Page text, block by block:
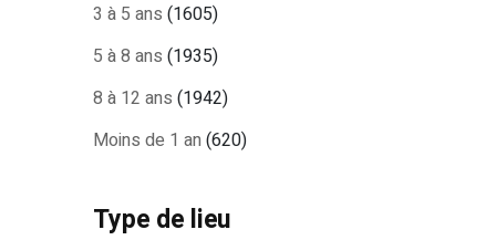
3 à 5 ans (1605)
5 à 8 ans (1935)
8 à 12 ans (1942)
Moins de 1 an (620)
Type de lieu